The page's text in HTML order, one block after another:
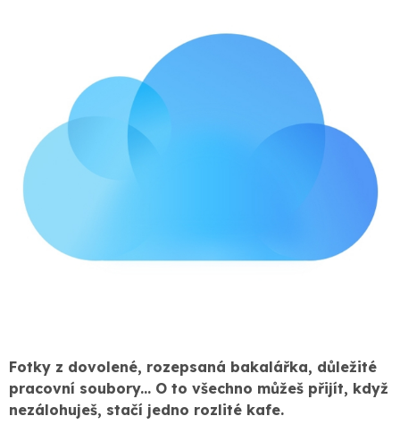
Fotky z dovolené, rozepsaná bakalářka, důležité
pracovní soubory... O to všechno můžeš přijít, když
nezálohuješ, stačí jedno rozlité kafe.